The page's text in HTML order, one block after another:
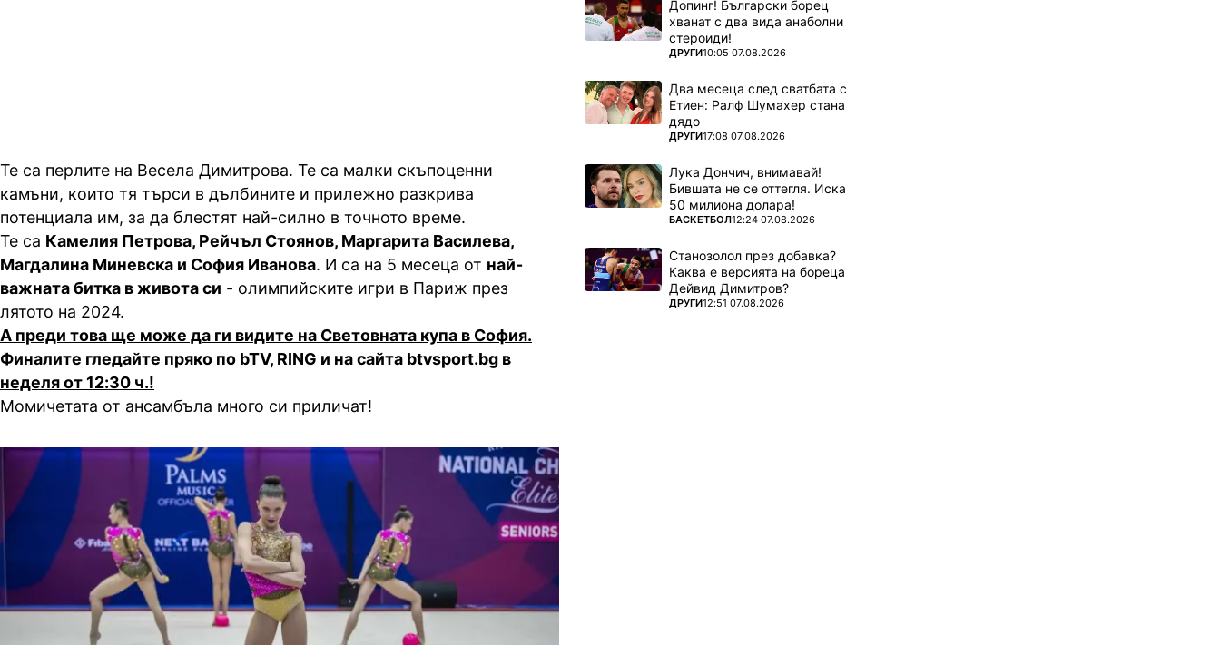
Те са перлите на Весела Димитрова. Те са малки скъпоценни
камъни, които тя търси в дълбините и прилежно разкрива
потенциала им, за да блестят най-силно в точното време.
Те са Камелия Петрова, Рейчъл Стоянов, Маргарита Василева,
Магдалина Миневска и София Иванова. И са на 5 месеца от най-
важната битка в живота си - олимпийските игри в Париж през
лятото на 2024.
А преди това ще може да ги видите на Световната купа в София.
Финалите гледайте пряко по bTV, RING и на сайта btvsport.bg в
неделя от 12:30 ч.!
Момичетата от ансамбъла много си приличат!
Допинг! Български борец
хванат с два вида анаболни
стероиди!
ПОВЕЧЕ ОТ
ДРУГИ10:05 07.08.2026
Два месеца след сватбата с
Етиен: Ралф Шумахер стана
дядо
ПОВЕЧЕ ОТ
ДРУГИ17:08 07.08.2026
Лука Дончич, внимавай!
Бившата не се оттегля. Иска
50 милиона долара!
ПОВЕЧЕ ОТ
БАСКЕТБОЛ12:24 07.08.2026
Станозолол през добавка?
Каква е версията на бореца
Дейвид Димитров?
ПОВЕЧЕ ОТ
ДРУГИ12:51 07.08.2026